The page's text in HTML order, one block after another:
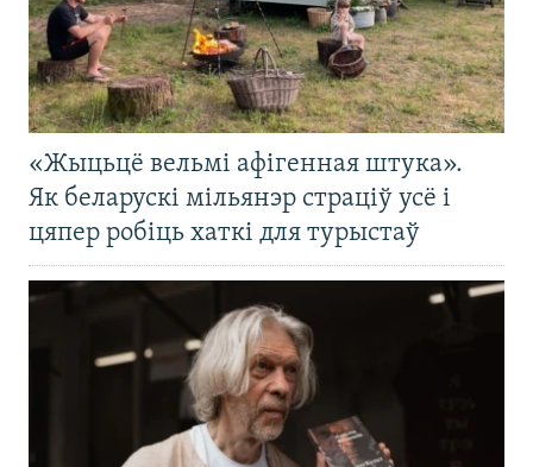
«Жыцьцё вельмі афігенная штука».
Як беларускі мільянэр страціў усё і
цяпер робіць хаткі для турыстаў